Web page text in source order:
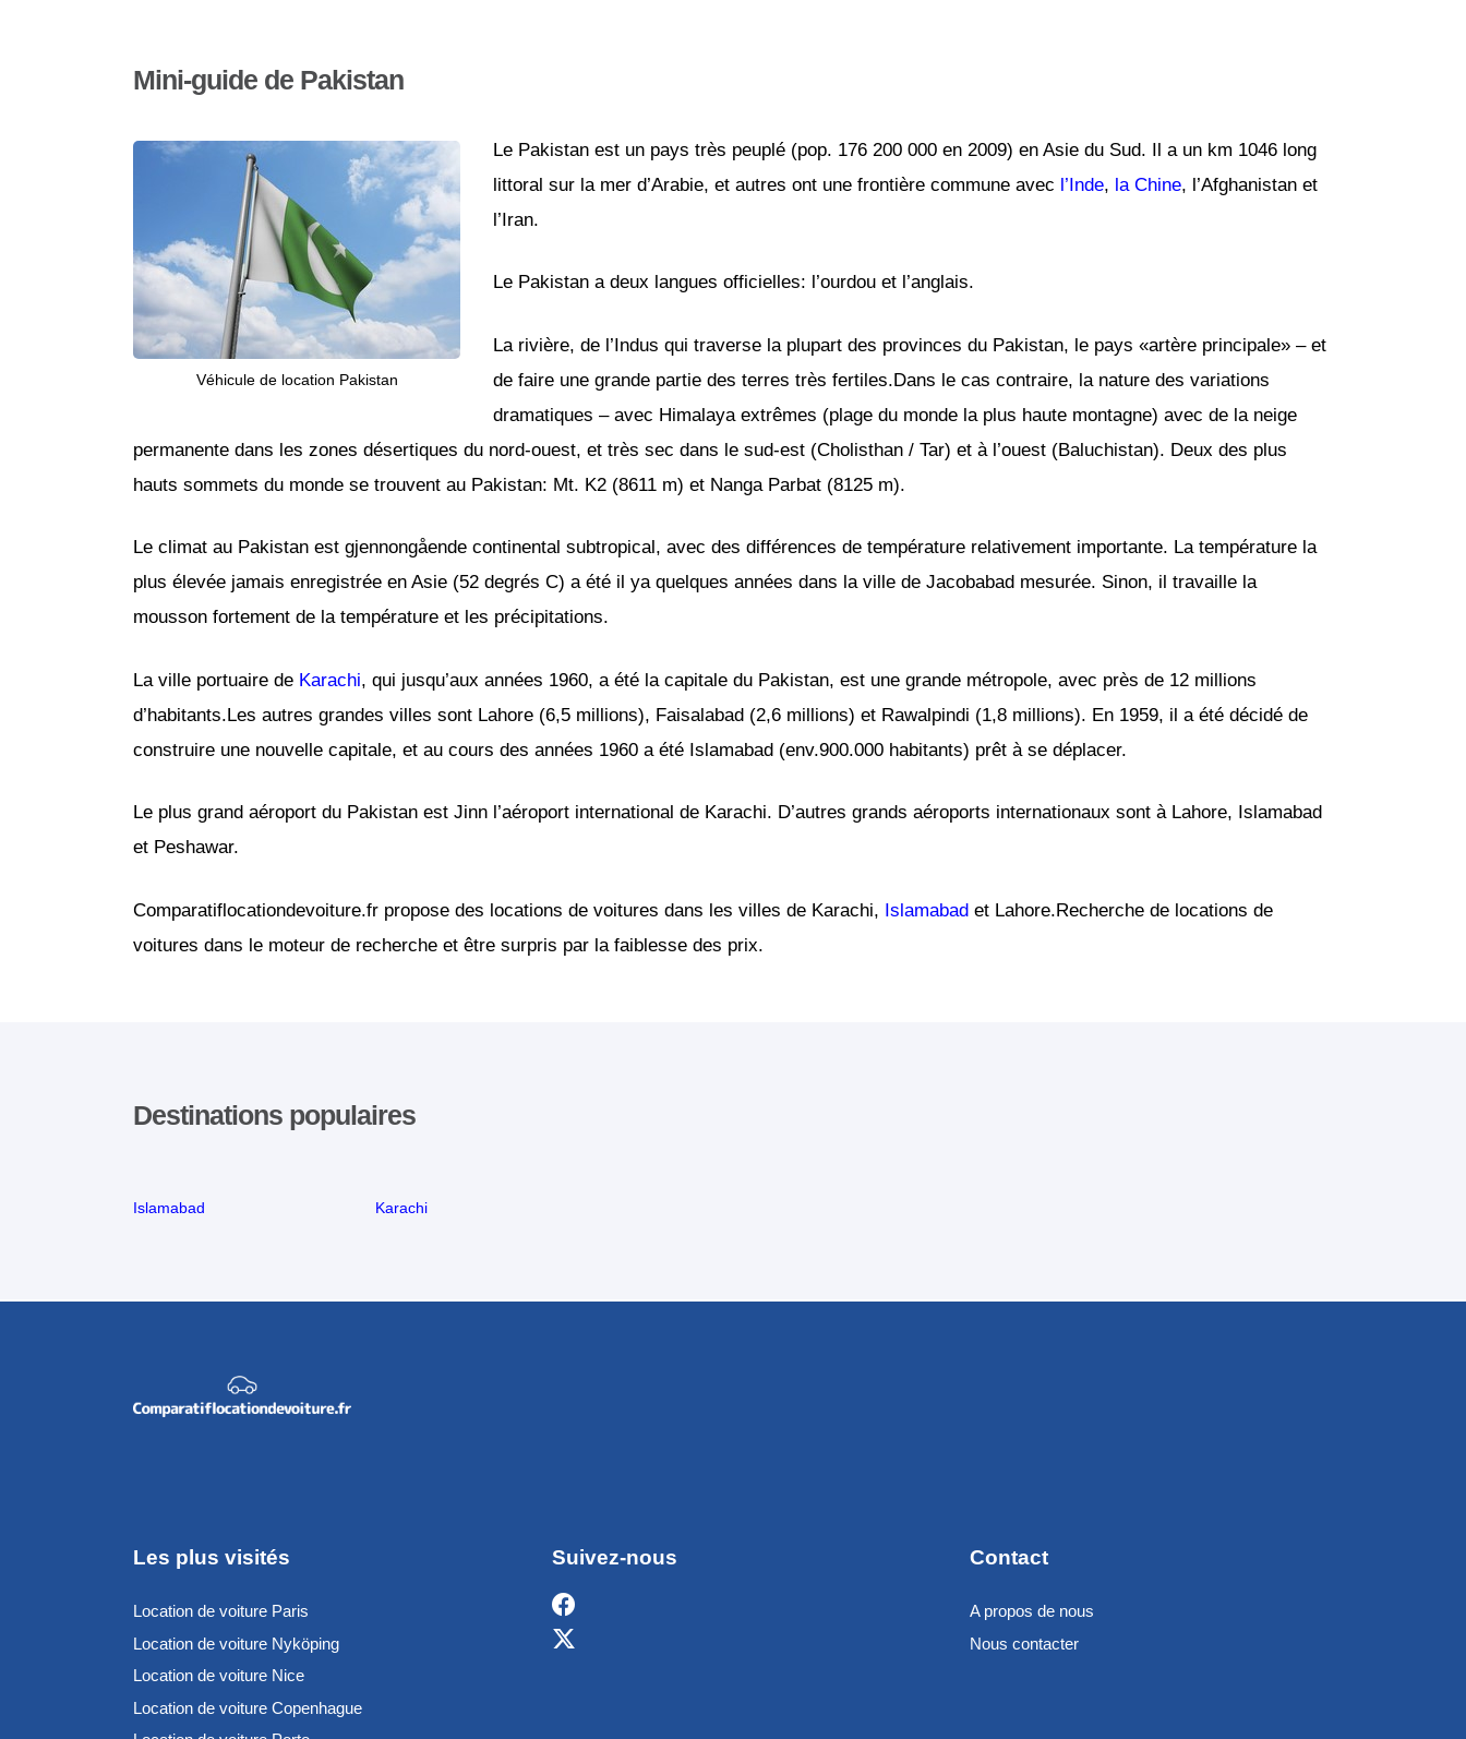
Mini-guide de Pakistan
Véhicule de location Pakistan
Le Pakistan est un pays très peuplé (pop. 176 200 000 en 2009) en Asie du Sud. Il a un km 1046 long
littoral sur la mer d’Arabie, et autres ont une frontière commune avec l’Inde, la Chine, l’Afghanistan et
l’Iran.
Le Pakistan a deux langues officielles: l’ourdou et l’anglais.
La rivière, de l’Indus qui traverse la plupart des provinces du Pakistan, le pays «artère principale» – et
de faire une grande partie des terres très fertiles.Dans le cas contraire, la nature des variations
dramatiques – avec Himalaya extrêmes (plage du monde la plus haute montagne) avec de la neige
permanente dans les zones désertiques du nord-ouest, et très sec dans le sud-est (Cholisthan / Tar) et à l’ouest (Baluchistan). Deux des plus
hauts sommets du monde se trouvent au Pakistan: Mt. K2 (8611 m) et Nanga Parbat (8125 m).
Le climat au Pakistan est gjennongående continental subtropical, avec des différences de température relativement importante. La température la
plus élevée jamais enregistrée en Asie (52 degrés C) a été il ya quelques années dans la ville de Jacobabad mesurée. Sinon, il travaille la
mousson fortement de la température et les précipitations.
La ville portuaire de Karachi, qui jusqu’aux années 1960, a été la capitale du Pakistan, est une grande métropole, avec près de 12 millions
d’habitants.Les autres grandes villes sont Lahore (6,5 millions), Faisalabad (2,6 millions) et Rawalpindi (1,8 millions). En 1959, il a été décidé de
construire une nouvelle capitale, et au cours des années 1960 a été Islamabad (env.900.000 habitants) prêt à se déplacer.
Le plus grand aéroport du Pakistan est Jinn l’aéroport international de Karachi. D’autres grands aéroports internationaux sont à Lahore, Islamabad
et Peshawar.
Comparatiflocationdevoiture.fr propose des locations de voitures dans les villes de Karachi, Islamabad et Lahore.Recherche de locations de
voitures dans le moteur de recherche et être surpris par la faiblesse des prix.
Destinations populaires
Islamabad Karachi
Les plus visités
Location de voiture Paris
Location de voiture Nyköping
Location de voiture Nice
Location de voiture Copenhague
Suivez-nous Contact
A propos de nous
Nous contacter